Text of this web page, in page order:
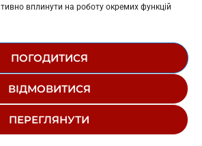
вплинути на роботу окремих функцій
ПОГОДИТИСЯ
ВІДМОВИТИСЯ
ПЕРЕГЛЯНУТИ
ПОЛЮС»